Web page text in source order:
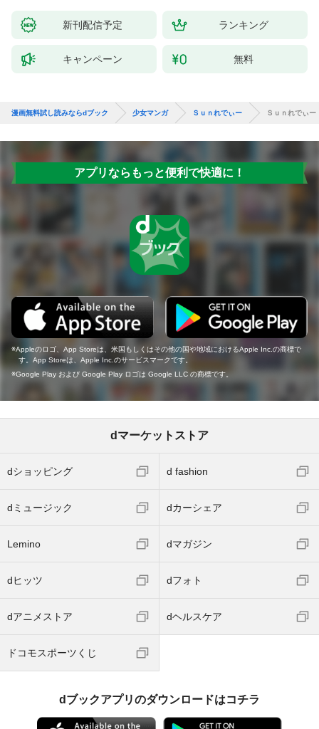
新刊配信予定 ランキング
キャンペーン 無料
漫画無料試し読みならdブック 少女マンガ Ｓｕｎれでぃー Ｓｕｎれでぃー
アプリならもっと便利で快適に！
Appleのロゴ、App Storeは、米国もしくはその他の国や地域におけるApple Inc.の商標で
す。App Storeは、Apple Inc.のサービスマークです。
Google Play および Google Play ロゴは Google LLC の商標です。
dマーケットストア
dショッピング d fashion
dミュージック dカーシェア
Lemino dマガジン
dヒッツ dフォト
dアニメストア dヘルスケア
ドコモスポーツくじ
dブックアプリのダウンロードはコチラ